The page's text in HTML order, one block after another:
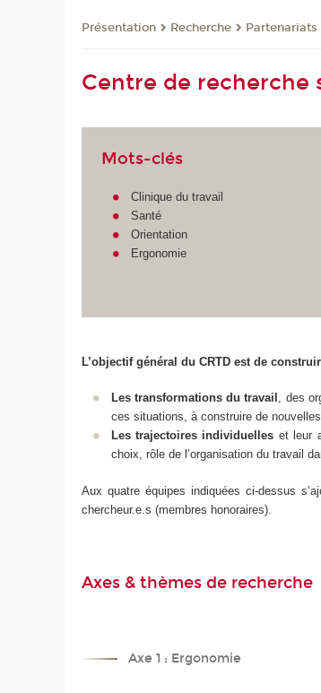
Présentation Recherche
Centre de recherche
Mots-clés
Clinique du travail
Santé
Orientation
Ergonomie
L’objectif général du CRTD est de
Les transformations du travail , des
ces situations, à construire de
Les trajectoires individuelles et leur
choix, rôle de l’organisation du travail
Aux quatre équipes indiquées ci-dessus
chercheur.e.s (membres honoraires).
Axes & thèmes de recherche
Axe 1 : Ergonomie